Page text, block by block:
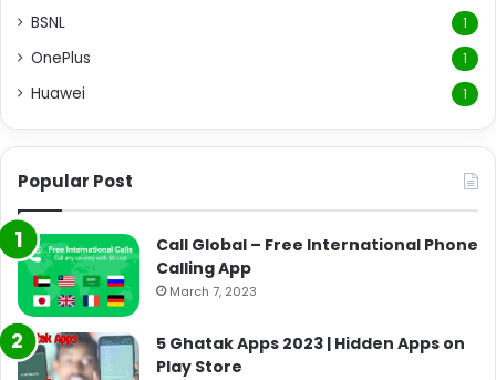
BSNL 1
OnePlus 1
Huawei 1
Popular Post
Call Global – Free International Phone
Calling App
March 7, 2023
5 Ghatak Apps 2023 | Hidden Apps on
Play Store